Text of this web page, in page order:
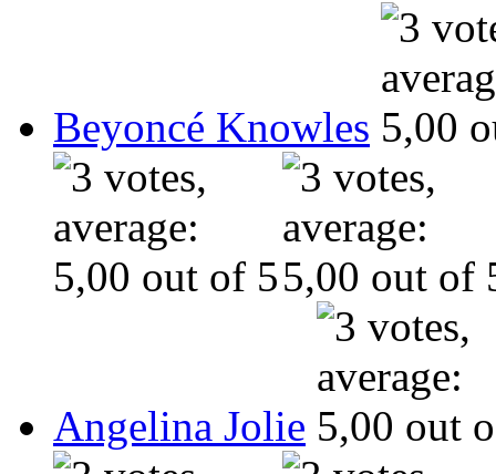
Beyoncé Knowles
Angelina Jolie